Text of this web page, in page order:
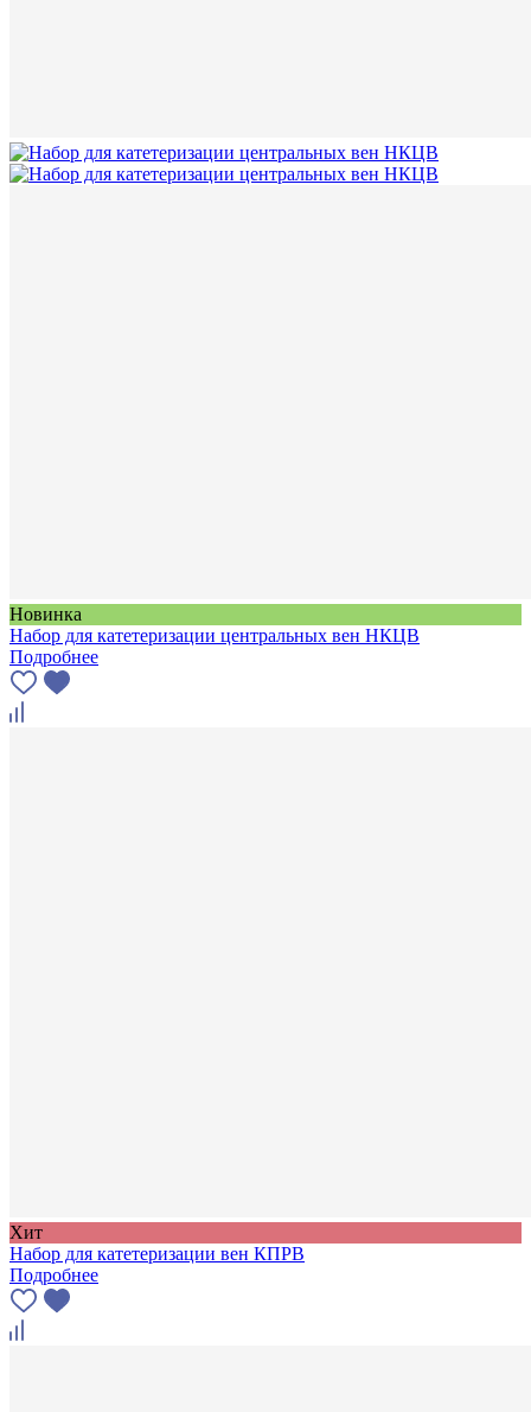
Новинка
Набор для катетеризации центральных вен НКЦВ
Подробнее
Хит
Набор для катетеризации вен КПРВ
Подробнее